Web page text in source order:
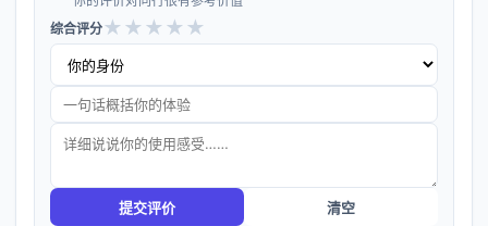
综合评分★ ★ ★ ★ ★
提交评价 清空